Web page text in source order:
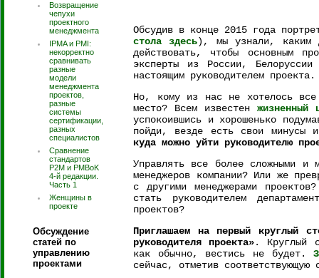
Возвращение
чепухи
проектного
менеджмента
IPMA и PMI:
некорректно
сравнивать
разные
модели
менеджмента
проектов,
разные
системы
сертификации,
разных
специалистов
Сравнение
стандартов
P2M и PMBoK
4-й редакции.
Часть 1
Женщины в
проекте
Обсуждение
статей по
управлению
проектами
Обсудив в конце 2015 года
стола здесь), мы узнали, каким
действовать, чтобы основным
эксперты из России,
настоящим руководителем проекта.
Но, кому из нас не хотелось
место? Всем известен жизненный
успокоившись и хорошенько
пойди, везде есть свои минусы
куда можно уйти руководителю
Управлять все более сложными и
менеджеров компании? Или же
с другими менеджерами
стать руководителем
проектов?
Приглашаем на первый круглый
руководителя проекта». Круглый
как обычно, вестись не будет.
сейчас, отметив